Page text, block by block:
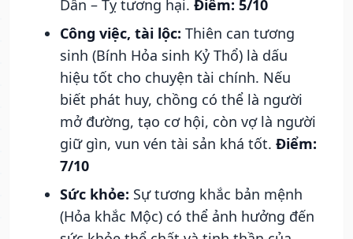
Dần – Tỵ tương hại. Điểm: 5/10
Công việc, tài lộc: Thiên can tương
sinh (Bính Hỏa sinh Kỷ Thổ) là dấu
hiệu tốt cho chuyện tài chính. Nếu
biết phát huy, chồng có thể là người
mở đường, tạo cơ hội, còn vợ là người
giữ gìn, vun vén tài sản khá tốt. Điểm:
7/10
Sức khỏe: Sự tương khắc bản mệnh
(Hỏa khắc Mộc) có thể ảnh hưởng đến